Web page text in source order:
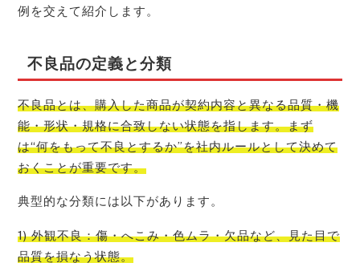
例を交えて紹介します。
不良品の定義と分類
不良品とは、購入した商品が契約内容と異なる品質・機
能・形状・規格に合致しない状態を指します。まず
は“何をもって不良とするか”を社内ルールとして決めて
おくことが重要です。
典型的な分類には以下があります。
1) 外観不良：傷・へこみ・色ムラ・欠品など、見た目で
品質を損なう状態。